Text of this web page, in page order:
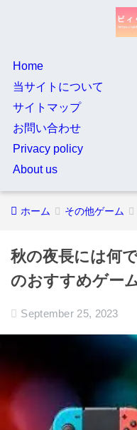
Home
当サイトについて
サイトマップ
お問い合わせ
Privacy policy
About us
ホーム その他ゲーム
秋の夜長には何
のおすすめゲー
September 25, 2023